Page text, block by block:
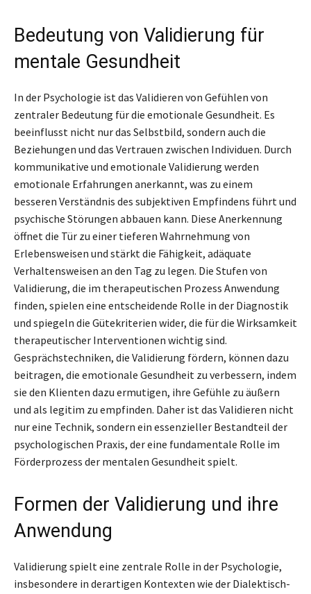
Bedeutung von Validierung für
mentale Gesundheit
In der Psychologie ist das Validieren von Gefühlen von
zentraler Bedeutung für die emotionale Gesundheit. Es
beeinflusst nicht nur das Selbstbild, sondern auch die
Beziehungen und das Vertrauen zwischen Individuen. Durch
kommunikative und emotionale Validierung werden
emotionale Erfahrungen anerkannt, was zu einem
besseren Verständnis des subjektiven Empfindens führt und
psychische Störungen abbauen kann. Diese Anerkennung
öffnet die Tür zu einer tieferen Wahrnehmung von
Erlebensweisen und stärkt die Fähigkeit, adäquate
Verhaltensweisen an den Tag zu legen. Die Stufen von
Validierung, die im therapeutischen Prozess Anwendung
finden, spielen eine entscheidende Rolle in der Diagnostik
und spiegeln die Gütekriterien wider, die für die Wirksamkeit
therapeutischer Interventionen wichtig sind.
Gesprächstechniken, die Validierung fördern, können dazu
beitragen, die emotionale Gesundheit zu verbessern, indem
sie den Klienten dazu ermutigen, ihre Gefühle zu äußern
und als legitim zu empfinden. Daher ist das Validieren nicht
nur eine Technik, sondern ein essenzieller Bestandteil der
psychologischen Praxis, der eine fundamentale Rolle im
Förderprozess der mentalen Gesundheit spielt.
Formen der Validierung und ihre
Anwendung
Validierung spielt eine zentrale Rolle in der Psychologie,
insbesondere in derartigen Kontexten wie der Dialektisch-